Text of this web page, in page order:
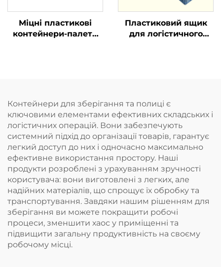
Міцні пластикові
контейнери-палети
Пластиковий ящик
для логістичного
Контейнери для зберігання та полиці є
ключовими елементами ефективних складських і
логістичних операцій. Вони забезпечують
системний підхід до організації товарів, гарантує
легкий доступ до них і одночасно максимально
ефективне використання простору. Наші
продукти розроблені з урахуванням зручності
користувача: вони виготовлені з легких, але
надійних матеріалів, що спрощує їх обробку та
транспортування. Завдяки нашим рішенням для
зберігання ви можете покращити робочі
процеси, зменшити хаос у приміщенні та
підвищити загальну продуктивність на своєму
робочому місці.